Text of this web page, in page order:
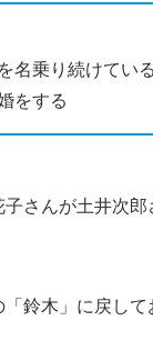
名乗り続けている
をする
さんが土井次
鈴木」に戻し